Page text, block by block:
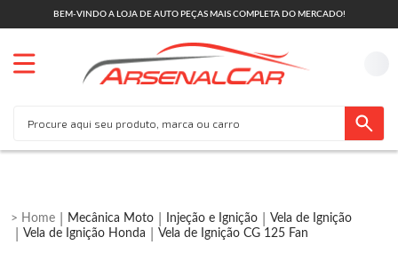
BEM-VINDO A LOJA DE AUTO PEÇAS MAIS COMPLETA DO MERCADO!
Mecânica Moto Injeção e Ignição
Vela de Ignição
Vela de Ignição Honda
Vela de Ignição CG 125 Fan